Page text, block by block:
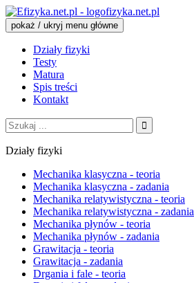
fizyka.net.pl
pokaż / ukryj menu główne
Działy fizyki
Testy
Matura
Spis treści
Kontakt
Szukaj:
Działy fizyki
Mechanika klasyczna - teoria
Mechanika klasyczna - zadania
Mechanika relatywistyczna - teoria
Mechanika relatywistyczna - zadania
Mechanika płynów - teoria
Mechanika płynów - zadania
Grawitacja - teoria
Grawitacja - zadania
Drgania i fale - teoria